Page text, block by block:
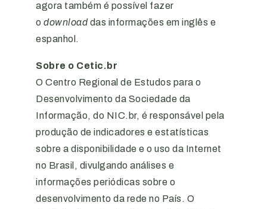
agora também é possível fazer
o download das informações em inglês e
espanhol.
Sobre o Cetic.br
O Centro Regional de Estudos para o
Desenvolvimento da Sociedade da
Informação, do NIC.br, é responsável pela
produção de indicadores e estatísticas
sobre a disponibilidade e o uso da Internet
no Brasil, divulgando análises e
informações periódicas sobre o
desenvolvimento da rede no País. O